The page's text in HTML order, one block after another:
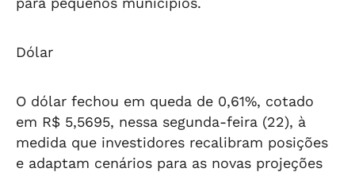
Dólar
O dólar fechou em queda de 0,61%, cotado
em R$ 5,5695, nessa segunda-feira (22), à
medida que investidores recalibram posições
e adaptam cenários para as novas projeções